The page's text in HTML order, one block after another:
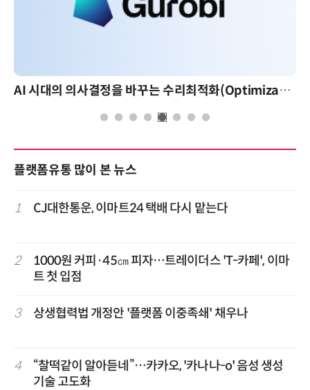
AI 시대의 의사결정을 바꾸는 수리최적화(Optimization): 실제 산업 적용 사례와 활용 전략
플랫폼유통 많이 본 뉴스
1 CJ대한통운, 이마트24 택배 다시 맡는다
2
1000원 커피·45㎝ 피자…트레이더스 'T-카페', 이마
트 첫 입점
3 상생협력법 개정안 '플랫폼 이중족쇄' 채우나
4
“찰떡같이 알아듣네”…카카오, '카나나-o' 음성 생성
기술 고도화